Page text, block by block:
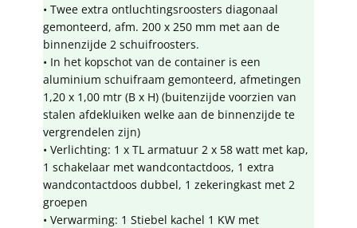
• Twee extra ontluchtingsroosters diagonaal
gemonteerd, afm. 200 x 250 mm met aan de
binnenzijde 2 schuifroosters.
• In het kopschot van de container is een
aluminium schuifraam gemonteerd, afmetingen
1,20 x 1,00 mtr (B x H) (buitenzijde voorzien van
stalen afdekluiken welke aan de binnenzijde te
vergrendelen zijn)
• Verlichting: 1 x TL armatuur 2 x 58 watt met kap,
1 schakelaar met wandcontactdoos, 1 extra
wandcontactdoos dubbel, 1 zekeringkast met 2
groepen
• Verwarming: 1 Stiebel kachel 1 KW met